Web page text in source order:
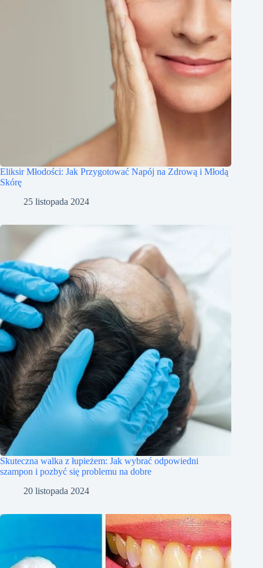
Eliksir Młodości: Jak Przygotować Napój na Zdrową i Młodą
Skórę
25 listopada 2024
Skuteczna walka z łupieżem: Jak wybrać odpowiedni
szampon i pozbyć się problemu na dobre
20 listopada 2024